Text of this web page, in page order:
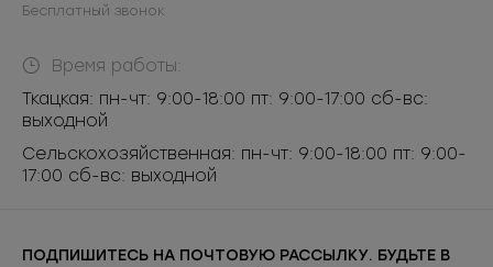
Бесплатный звонок
Время работы:
Ткацкая: пн-чт: 9:00-18:00 пт: 9:00-17:00 сб-вс:
выходной
Сельскохозяйственная: пн-чт: 9:00-18:00 пт: 9:00-
17:00 сб-вс: выходной
ПОДПИШИТЕСЬ НА ПОЧТОВУЮ РАССЫЛКУ. БУДЬТЕ В